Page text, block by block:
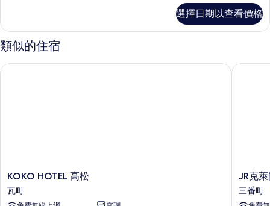
人
床,
非
吸
片
客
房,
2
單
選擇日期以查看價格
類似的住宿
KOKO
HOTEL
高
KOKO HOTEL 高松
瓦町
KOKO HOTEL 高松
JR
克
萊
JR克
三番町
JR克萊